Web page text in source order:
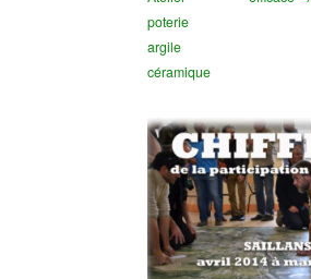
poterie
argile
céramique